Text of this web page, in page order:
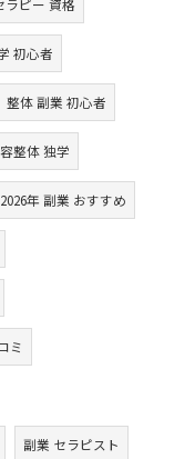
ラピー 資格
初心者
整体 副業 初心者
整体 独学
2026年 副業 おすすめ
ミ
副業 セラピスト